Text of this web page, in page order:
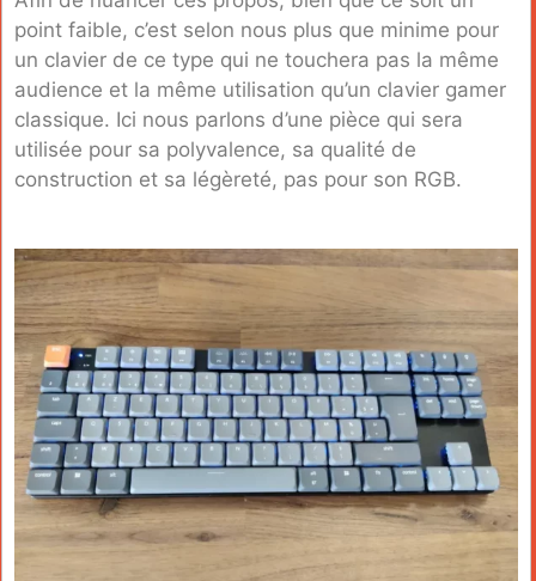
point faible, c’est selon nous plus que minime pour
un clavier de ce type qui ne touchera pas la même
audience et la même utilisation qu’un clavier gamer
classique. Ici nous parlons d’une pièce qui sera
utilisée pour sa polyvalence, sa qualité de
construction et sa légèreté, pas pour son RGB.